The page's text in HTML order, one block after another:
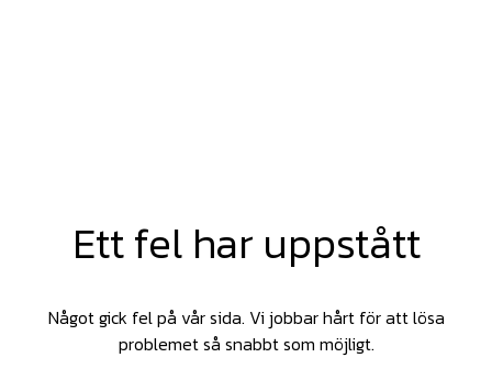
Ett fel har uppstått
Något gick fel på vår sida. Vi jobbar hårt för att lösa
problemet så snabbt som möjligt.